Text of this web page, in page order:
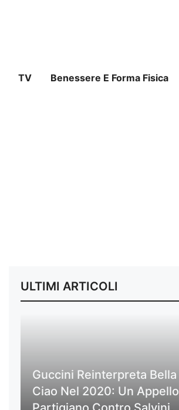
TV Benessere E Forma Fisica
ULTIMI ARTICOLI
Guccini Reinterpreta Bella
Ciao Nel 2020: Un Appello